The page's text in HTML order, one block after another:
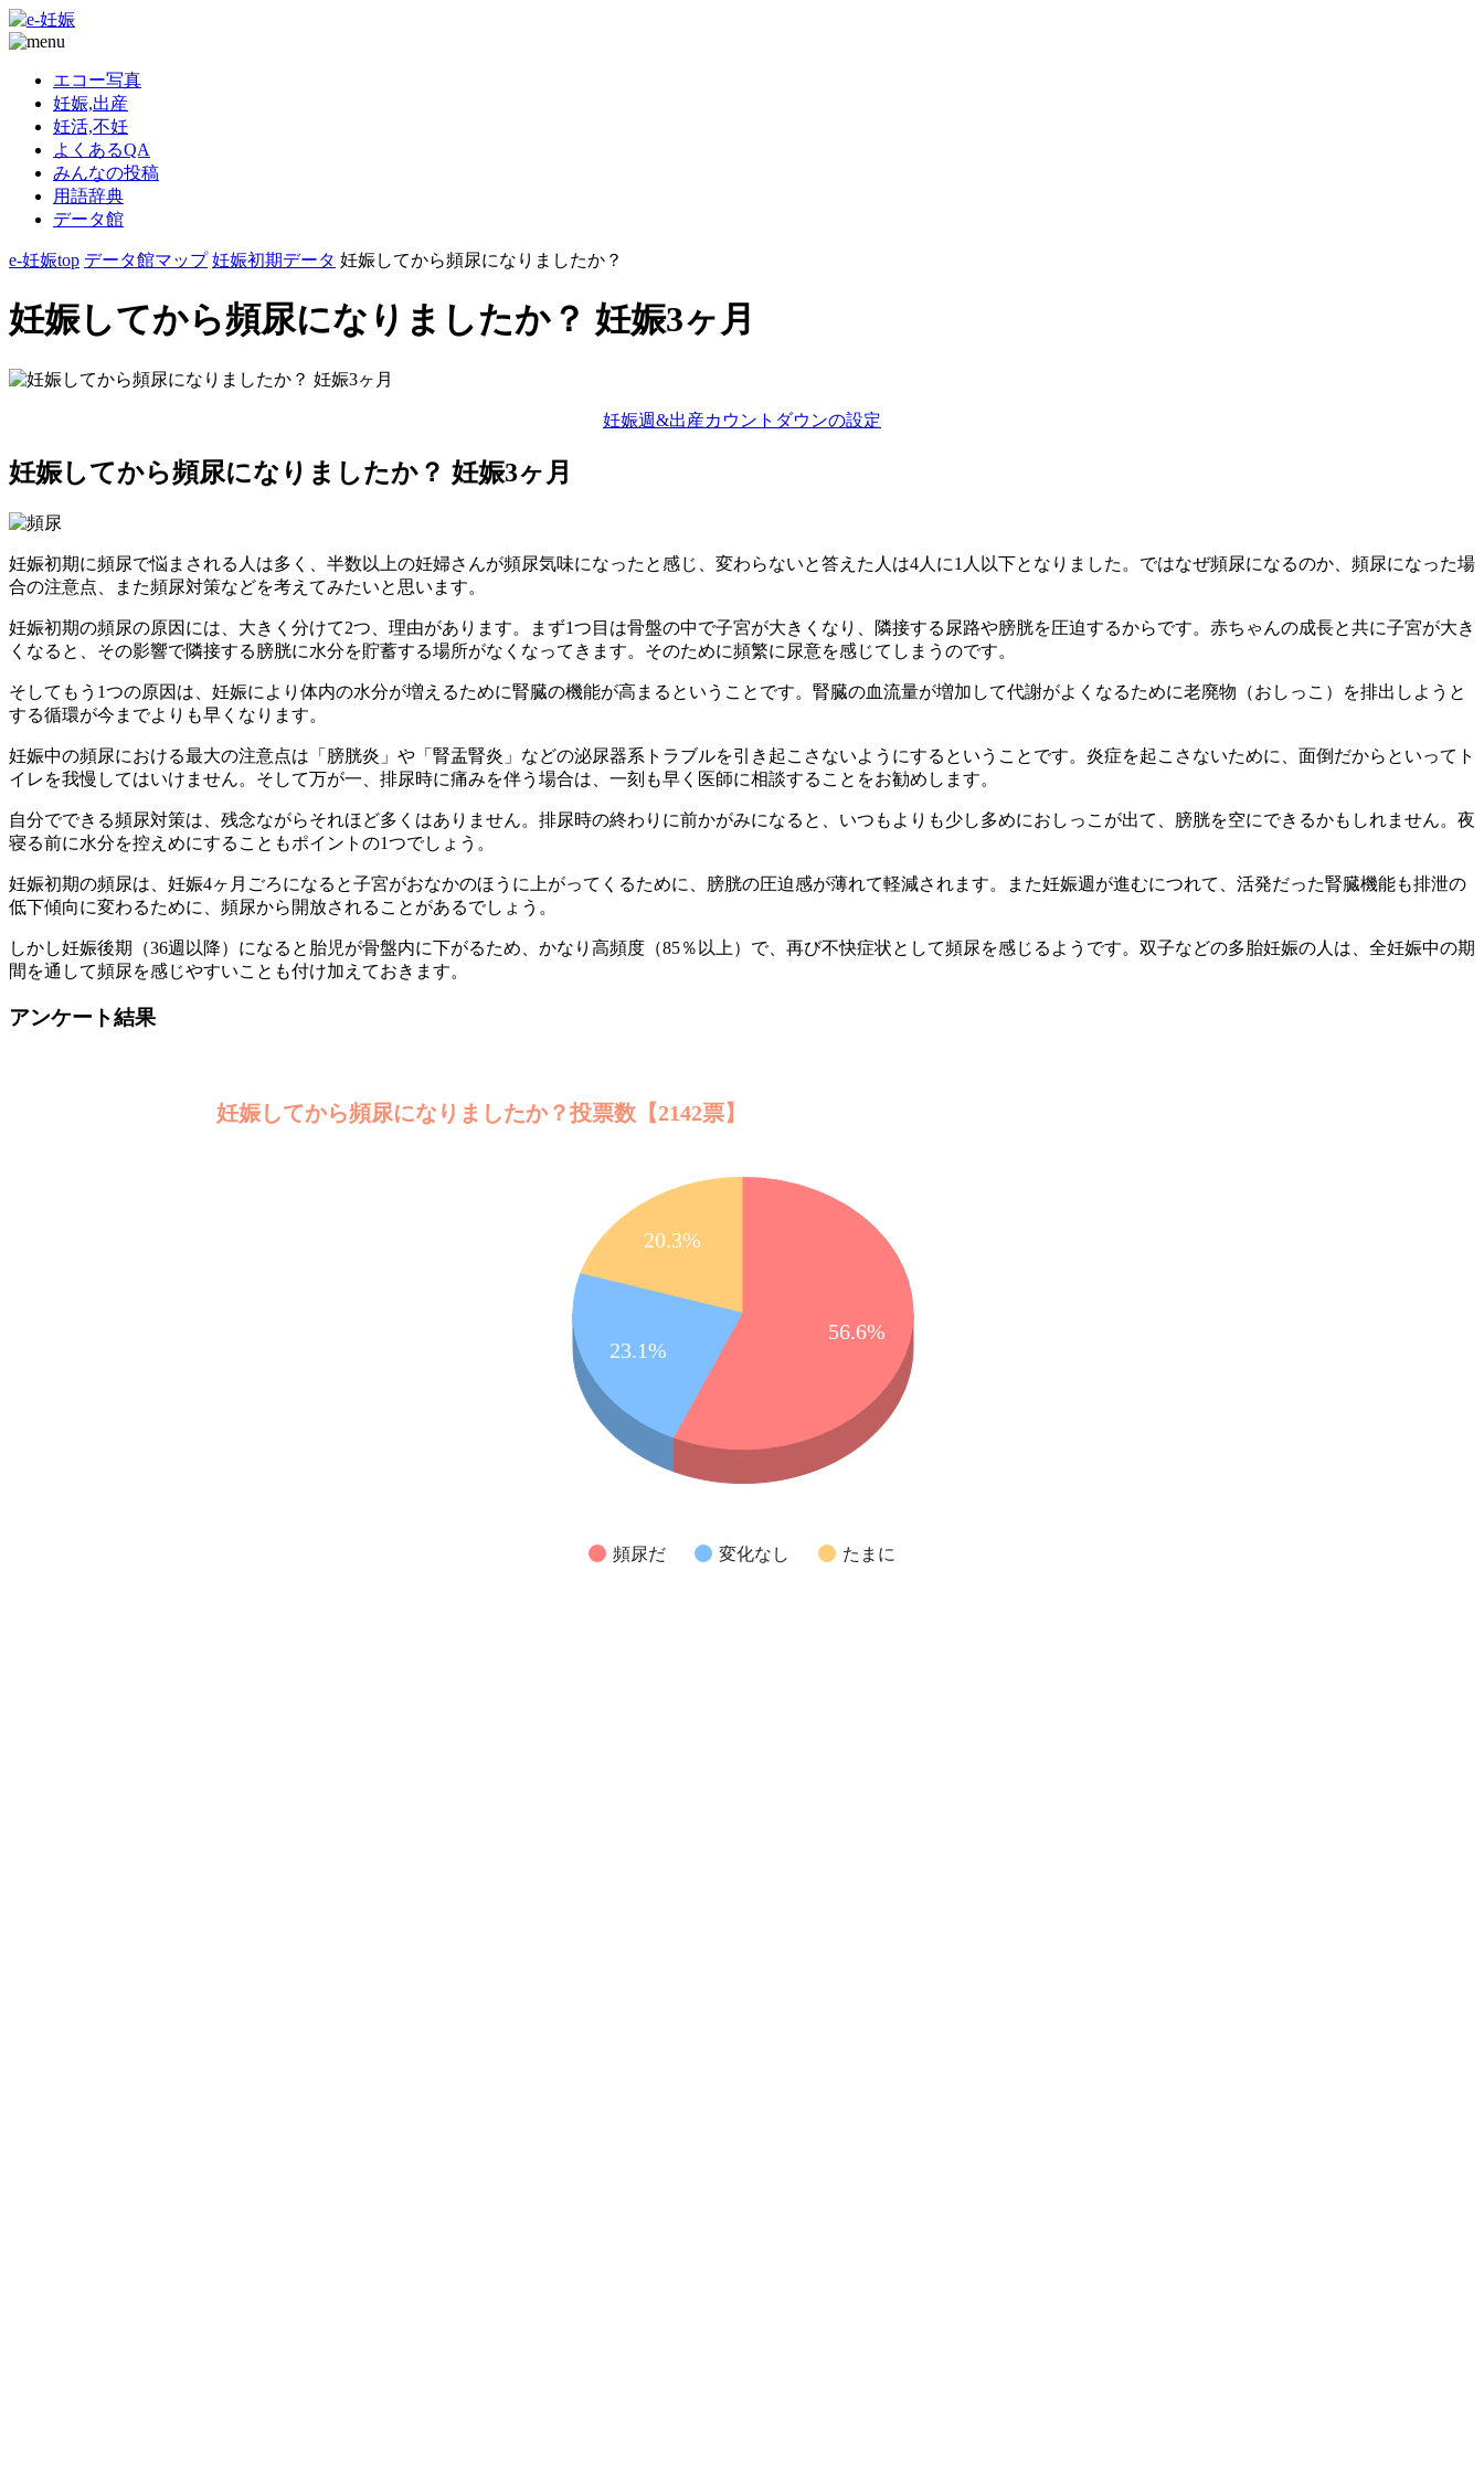
エコー写真
妊娠,出産
妊活,不妊
よくあるQA
みんなの投稿
用語辞典
データ館
e-妊娠top データ館マップ 妊娠初期データ 妊娠してから頻尿になりましたか？
妊娠してから頻尿になりましたか？ 妊娠3ヶ月
妊娠週&出産カウントダウンの設定
妊娠してから頻尿になりましたか？ 妊娠3ヶ月
妊娠初期に頻尿で悩まされる人は多く、半数以上の妊婦さんが頻尿気味になったと感じ、変わらないと答えた人は4人に1人以下となりました。ではなぜ頻尿になるのか、頻尿になった場
合の注意点、また頻尿対策などを考えてみたいと思います。
妊娠初期の頻尿の原因には、大きく分けて2つ、理由があります。まず1つ目は骨盤の中で子宮が大きくなり、隣接する尿路や膀胱を圧迫するからです。赤ちゃんの成長と共に子宮が大き
くなると、その影響で隣接する膀胱に水分を貯蓄する場所がなくなってきます。そのために頻繁に尿意を感じてしまうのです。
そしてもう1つの原因は、妊娠により体内の水分が増えるために腎臓の機能が高まるということです。腎臓の血流量が増加して代謝がよくなるために老廃物（おしっこ）を排出しようと
する循環が今までよりも早くなります。
妊娠中の頻尿における最大の注意点は「膀胱炎」や「腎盂腎炎」などの泌尿器系トラブルを引き起こさないようにするということです。炎症を起こさないために、面倒だからといってト
イレを我慢してはいけません。そして万が一、排尿時に痛みを伴う場合は、一刻も早く医師に相談することをお勧めします。
自分でできる頻尿対策は、残念ながらそれほど多くはありません。排尿時の終わりに前かがみになると、いつもよりも少し多めにおしっこが出て、膀胱を空にできるかもしれません。夜
寝る前に水分を控えめにすることもポイントの1つでしょう。
妊娠初期の頻尿は、妊娠4ヶ月ごろになると子宮がおなかのほうに上がってくるために、膀胱の圧迫感が薄れて軽減されます。また妊娠週が進むにつれて、活発だった腎臓機能も排泄の
低下傾向に変わるために、頻尿から開放されることがあるでしょう。
しかし妊娠後期（36週以降）になると胎児が骨盤内に下がるため、かなり高頻度（85％以上）で、再び不快症状として頻尿を感じるようです。双子などの多胎妊娠の人は、全妊娠中の期
間を通して頻尿を感じやすいことも付け加えておきます。
アンケート結果
妊娠してから頻尿になりましたか？投票数【2142票】
頻尿だ 変化なし たまに
20.3%
23.1%
56.6%